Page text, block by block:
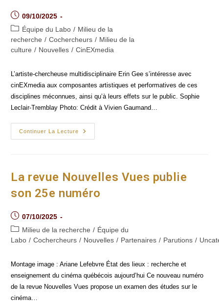
Post
published:
09/10/2025
Post
category:
Équipe du Labo / Milieu de la
recherche / Cochercheurs / Milieu de la
culture / Nouvelles / CinEXmedia
L’artiste-chercheuse multidisciplinaire Erin Gee s’intéresse avec
cinEXmedia aux composantes artistiques et performatives de ces
disciplines méconnues, ainsi qu’à leurs effets sur le public. Sophie
Leclair-Tremblay Photo: Crédit à Vivien Gaumand…
Continuer La Lecture
Portrait :
Erin
Musique
–
Maintenant
Le
Du
Biofeedback
Et
La revue Nouvelles Vues publie
son 25e numéro
Post
published:
07/10/2025
Post
category:
Milieu de la recherche / Équipe du
Labo / Cochercheurs / Nouvelles / Partenaires / Parutions /
Montage image : Ariane Lefebvre État des lieux : recherche et
enseignement du cinéma québécois aujourd’hui Ce nouveau numéro
de la revue Nouvelles Vues propose un examen des études sur le
cinéma…